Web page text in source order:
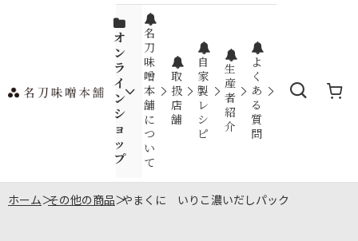
オ
ン
ラ
イ
ン
シ
ョ
ッ
プ
名
刀
味
噌
本
舗
に
つ
い
て
取
扱
店
舗
自
家
製
レ
シ
ピ
生
産
者
紹
介
よ
く
あ
る
質
問
ホーム>その他の商品>やまくに いりこ濃いだしパック